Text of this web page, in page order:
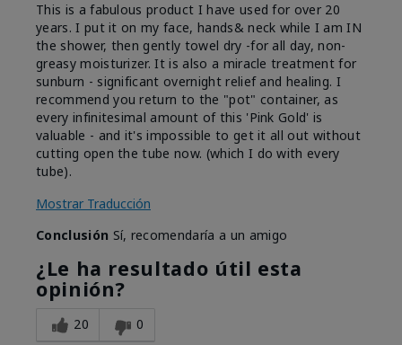
This is a fabulous product I have used for over 20
years. I put it on my face, hands& neck while I am IN
the shower, then gently towel dry -for all day, non-
greasy moisturizer. It is also a miracle treatment for
sunburn - significant overnight relief and healing. I
recommend you return to the "pot" container, as
every infinitesimal amount of this 'Pink Gold' is
valuable - and it's impossible to get it all out without
cutting open the tube now. (which I do with every
tube).
Mostrar Traducción
Conclusión Sí, recomendaría a un amigo
¿Le ha resultado útil esta
opinión?
20 0